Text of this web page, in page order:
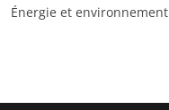
Énergie et environnement